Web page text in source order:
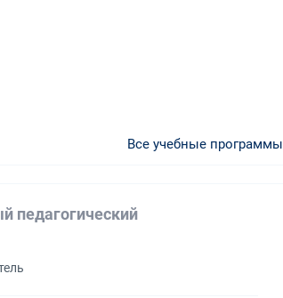
Все учебные программы
педагогический